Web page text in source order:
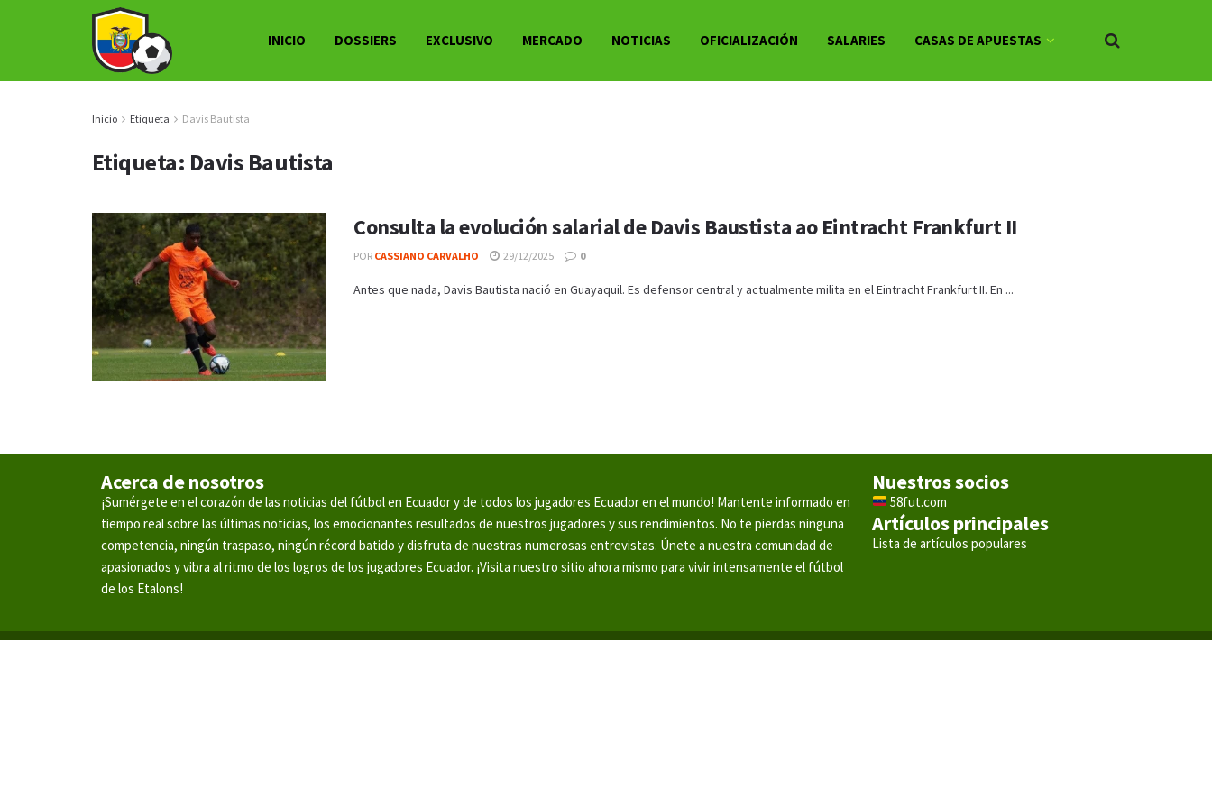
INICIO DOSSIERS EXCLUSIVO MERCADO NOTICIAS OFICIALIZACIÓN SALARIES CASAS DE APUESTAS
Inicio Etiqueta Davis Bautista
Etiqueta: Davis Bautista
Consulta la evolución salarial de Davis Baustista ao Eintracht Frankfurt II
POR CASSIANO CARVALHO 29/12/2025 0
Antes que nada, Davis Bautista nació en Guayaquil. Es defensor central y actualmente milita en el Eintracht Frankfurt II. En ...
Acerca de nosotros
¡Sumérgete en el corazón de las noticias del fútbol en Ecuador y de todos los jugadores Ecuador en el mundo! Mantente informado en
tiempo real sobre las últimas noticias, los emocionantes resultados de nuestros jugadores y sus rendimientos. No te pierdas ninguna
competencia, ningún traspaso, ningún récord batido y disfruta de nuestras numerosas entrevistas. Únete a nuestra comunidad de
apasionados y vibra al ritmo de los logros de los jugadores Ecuador. ¡Visita nuestro sitio ahora mismo para vivir intensamente el fútbol
de los Etalons!
Nuestros socios
58fut.com
Artículos principales
Lista de artículos populares